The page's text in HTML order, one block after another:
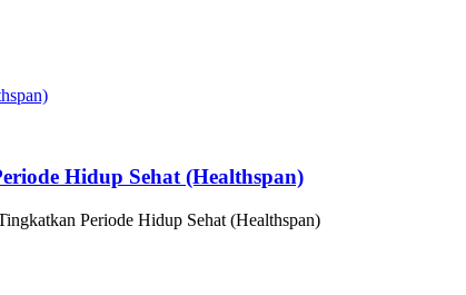
Hidup Sehat (Healthspan)
Periode Hidup Sehat (Healthspan)